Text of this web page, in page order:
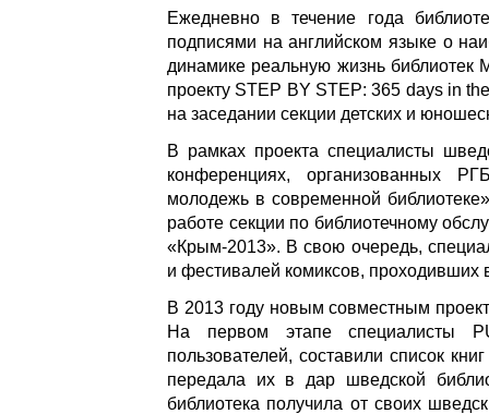
Ежедневно в течение года
подписями на английском языке о
динамике реальную жизнь библиотек
проекту STEP BY STEP: 365 days in
на заседании секции детских и
В рамках проекта специалисты
конференциях, организованных
молодежь в современной
работе секции по библиотечному
«Крым-2013». В свою очередь,
и фестивалей комиксов, проходивших
В 2013 году новым совместным
На первом этапе специалисты
пользователей, составили список
передала их в дар шведской
библиотека получила от своих